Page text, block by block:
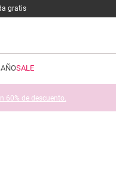
gratis
SALE
60% de descuento.